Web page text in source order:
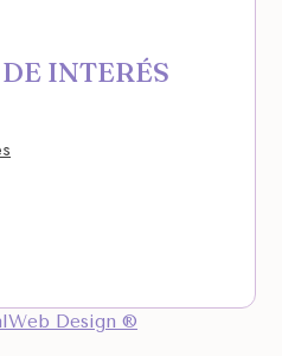
INTERÉS
Design ®